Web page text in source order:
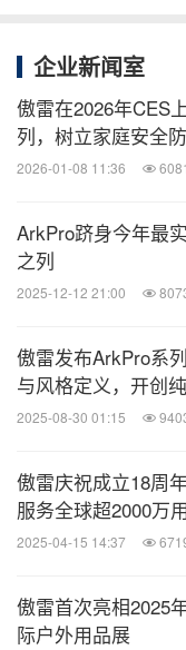
企业新闻室
傲雷在2026年CES
列，树立家庭安全
2026-01-08 11:36 6081
ArkPro跻身今年最
之列
2025-12-12 21:00
傲雷发布ArkPro系
与风格定义，开创
2025-08-30 01:15
傲雷庆祝成立18周
服务全球超2000万
2025-04-15 14:37
傲雷首次亮相2025
际户外用品展